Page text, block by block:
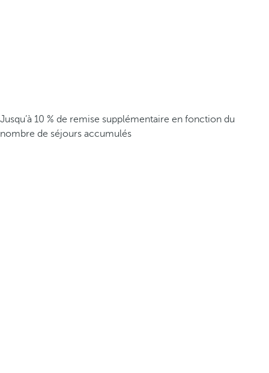
Jusqu’à 10 % de remise supplémentaire en fonction du
nombre de séjours accumulés